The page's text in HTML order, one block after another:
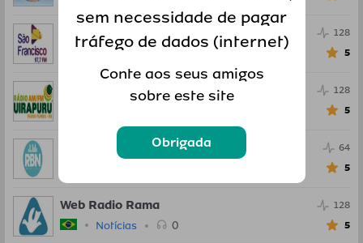
Radio Sao Francisco
Notícias
128
5
Radio Uirapuru
128
5
RBN Digital
64
5
Web Radio Rama
Notícias 0
128
5
sem necessidade de pagar
tráfego de dados (internet)
Conte aos seus amigos
sobre este site
Obrigada